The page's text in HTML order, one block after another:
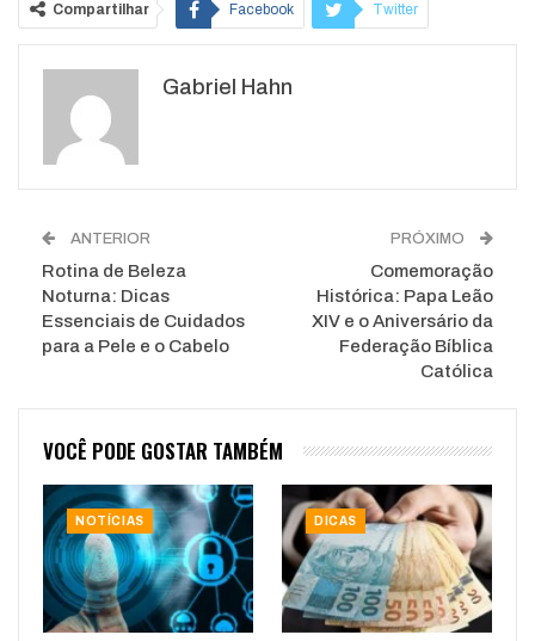
Compartilhar Facebook Twitter
WhatsApp
Gabriel Hahn
ANTERIOR
Rotina de Beleza
Noturna: Dicas
Essenciais de Cuidados
para a Pele e o Cabelo
PRÓXIMO
Comemoração
Histórica: Papa Leão
XIV e o Aniversário da
Federação Bíblica
Católica
VOCÊ PODE GOSTAR TAMBÉM
NOTÍCIAS DICAS